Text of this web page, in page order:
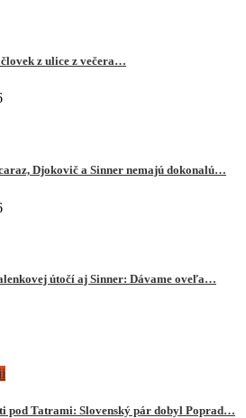
z ulice z večera…
Djokovič a Sinner nemajú dokonalú…
útočí aj Sinner: Dávame oveľa…
pod Tatrami: Slovenský pár dobyl Poprad…